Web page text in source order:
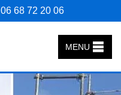
06 68 72 20 06
MENU